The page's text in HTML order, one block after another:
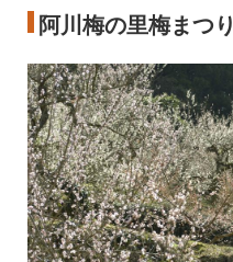
阿川梅の里梅まつり